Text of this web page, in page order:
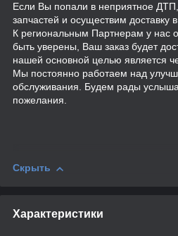
Если Вы попали в неприятное
запчастей и осуществим доставку
К региональным Партнерам у нас
быть уверены, Ваш заказ будет
нашей основной целью является
Мы постоянно работаем над
обслуживания. Будем рады
пожелания.
Скрыть
Характеристики